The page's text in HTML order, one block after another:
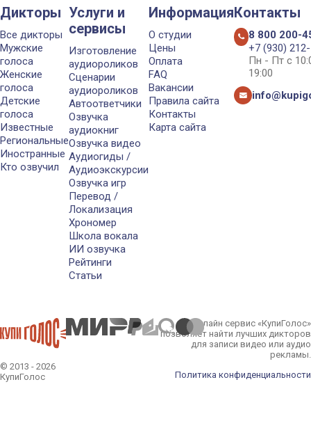
Дикторы
Все дикторы
Мужские
голоса
Женские
голоса
Детские
голоса
Известные
Региональные
Иностранные
Кто озвучил
Услуги и
сервисы
Изготовление
аудиороликов
Сценарии
аудиороликов
Автоответчики
Озвучка
аудиокниг
Озвучка видео
Аудиогиды /
Аудиоэкскурсии
Озвучка игр
Перевод /
Локализация
Хрономер
Школа вокала
ИИ озвучка
Рейтинги
Статьи
Информация
О студии
Цены
Оплата
FAQ
Вакансии
Правила сайта
Контакты
Карта сайта
Контакты
8 800 200-
+7 (930)
Пн - Пт с
19:00
© 2013 - 2026
КупиГолос
Онлайн сервис «КупиГолос»
позволяет найти лучших дикторов
для записи видео или аудио
рекламы.
Политика конфиденциальности